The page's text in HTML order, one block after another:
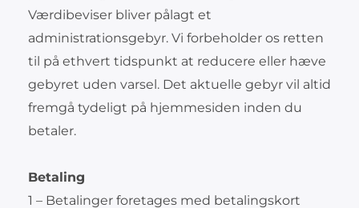
Værdibeviser bliver pålagt et
administrationsgebyr. Vi forbeholder os retten
til på ethvert tidspunkt at reducere eller hæve
gebyret uden varsel. Det aktuelle gebyr vil altid
fremgå tydeligt på hjemmesiden inden du
betaler.
Betaling
1 – Betalinger foretages med betalingskort